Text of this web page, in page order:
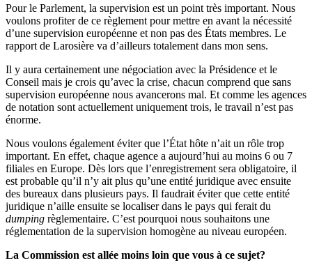
Pour le Parlement, la supervision est un point très important. Nous
voulons profiter de ce règlement pour mettre en avant la nécessité
d’une supervision européenne et non pas des États membres. Le
rapport de Larosière va d’ailleurs totalement dans mon sens.
Il y aura certainement une négociation avec la Présidence et le
Conseil mais je crois qu’avec la crise, chacun comprend que sans
supervision européenne nous avancerons mal. Et comme les agences
de notation sont actuellement uniquement trois, le travail n’est pas
énorme.
Nous voulons également éviter que l’État hôte n’ait un rôle trop
important. En effet, chaque agence a aujourd’hui au moins 6 ou 7
filiales en Europe. Dès lors que l’enregistrement sera obligatoire, il
est probable qu’il n’y ait plus qu’une entité juridique avec ensuite
des bureaux dans plusieurs pays. Il faudrait éviter que cette entité
juridique n’aille ensuite se localiser dans le pays qui ferait du
dumping règlementaire. C’est pourquoi nous souhaitons une
réglementation de la supervision homogène au niveau européen.
La Commission est allée moins loin que vous à ce sujet?